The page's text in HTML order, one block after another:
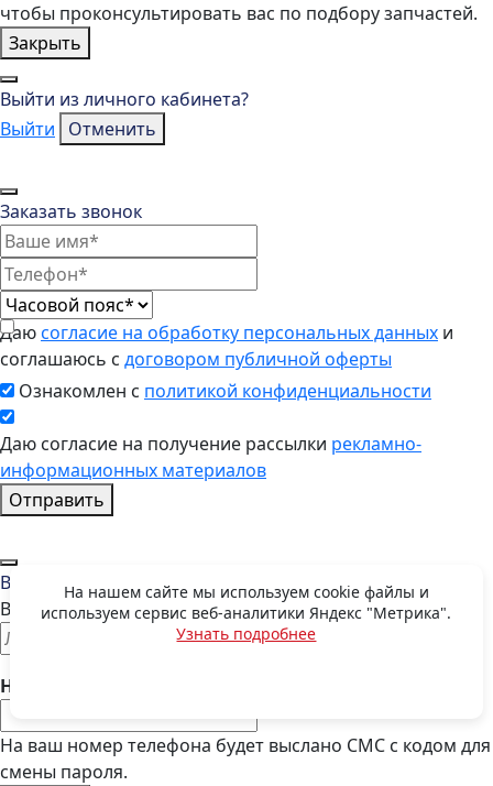
чтобы проконсультировать вас по подбору запчастей.
Закрыть
Выйти из личного кабинета?
Выйти
Отменить
Заказать звонок
Даюсогласие на обработку персональных данных и
соглашаюсь с договором публичной оферты
Ознакомлен с политикой конфиденциальности
Даю согласие на получение рассылки рекламно-
информационных материалов
Отправить
Восстановить пароль
Введите E-mail, указанный при регистрации
Номер телефона:
На ваш номер телефона будет выслано СМС с кодом для
смены пароля.
На нашем сайте мы используем cookie файлы и
используем сервис веб-аналитики Яндекс "Метрика".
Узнать подробнее